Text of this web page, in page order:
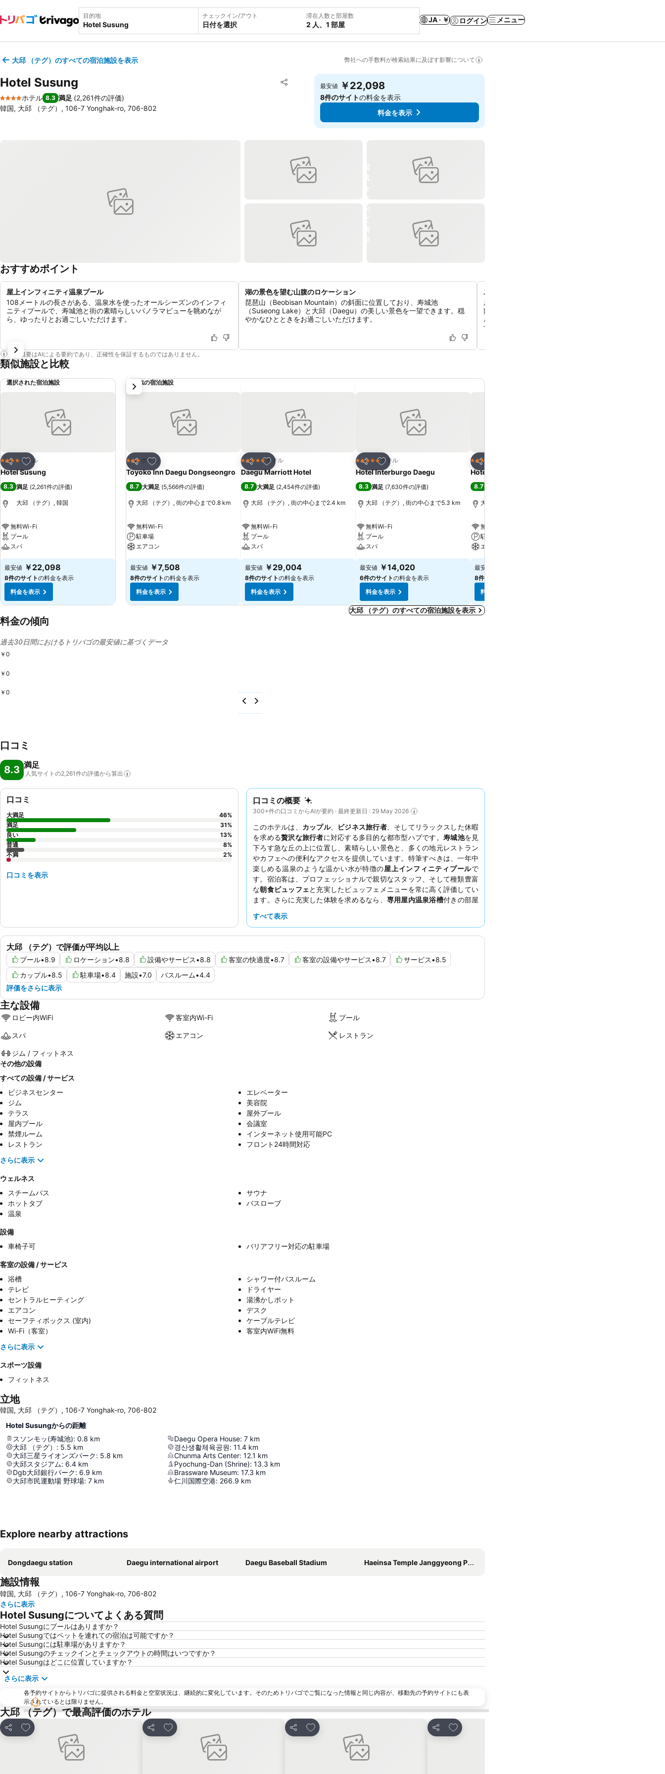
目的地 チェックイン/アウト
日付を選択
滞在人数と部屋数
2 人、1 部屋
JA · ￥ ログイン メニュー
大邱 （テグ）のすべての宿泊施設を表示 弊社への手数料が検索結果に及ぼす影響について
Hotel Susung シェア
お気に入りに追加
4 ホテルのランク
ホテル 8.3 満足 (2,261件の評価)
韓国, 大邱 （テグ）, 106-7 Yonghak-ro, 706-802
最安値 ￥22,098
8件のサイトの料金を表示
料金を表示
おすすめポイント
屋上インフィニティ温泉プール
108メートルの長さがある、温泉水を使ったオールシーズンのインフィ
ニティプールで、寿城池と街の素晴らしいパノラマビューを眺めなが
ら、ゆったりとお過ごしいただけます。
湖の景色を望む山腹のロケーション
琵琶山（Beobisan Mountain）の斜面に位置しており、寿城池
（Suseong Lake）と大邱（Daegu）の美しい景色を一望できます。穏
やかなひとときをお過ごしいただけます。
ユニークなデザインの広々としたお部屋
居心地の良いゲストルームで、特別な時間をお過ごしい
部のお部屋には、バルコニーやテラスといったユニーク
されており、ゆったりとおくつろぎいただける十分な広
す。
この概要はAIによる要約であり、正確性を保証するものではありません。
類似施設と比較
選択された宿泊施設
シェア
お気に入りに追加
4 ホテルのランク
ホテル
Hotel Susung
8.3 満足 (2,261件の評価)
大邱 （テグ）, 韓国
無料Wi-Fi
プール
スパ
最安値 ￥22,098
8件のサイトの料金を表示
料金を表示
類似の宿泊施設
シェア
お気に入りに追加
3 ホテルのランク
ホテル
Toyoko Inn Daegu Dongseongro
8.7 大満足 (5,566件の評価)
大邱 （テグ）, 街の中心まで0.8 km
無料Wi-Fi
駐車場
エアコン
最安値 ￥7,508
8件のサイトの料金を表示
料金を表示
シェア
お気に入りに追加
5 ホテルのランク
ホテル
Daegu Marriott Hotel
8.7 大満足 (2,454件の評価)
大邱 （テグ）, 街の中心まで2.4 km
無料Wi-Fi
プール
スパ
最安値 ￥29,004
8件のサイトの料金を表示
料金を表示
シェア
お気に入りに追加
5 ホテルのランク
ホテル
Hotel Interburgo Daegu
8.3 満足 (7,630件の評価)
大邱 （テグ）, 街の中心まで5.3 km
無料Wi-Fi
プール
スパ
最安値 ￥14,020
6件のサイトの料金を表示
料金を表示
シェア
3 ホテルのランク
Hotel Insomnia
8.7
大邱 （テグ）, 街の中心まで0.7 km
無料Wi-Fi
駐車場
エアコン
最安値
8件のサイト
料金を表示
次
大邱 （テグ）のすべての宿泊施設を表示
料金の傾向
過去30日間におけるトリバゴの最安値に基づくデータ
￥0
￥0
￥0
口コミ
8.3 満足
人気サイトの2,261件の評価から算出
口コミの概要
300+件の口コミからAIが要約 · 最終更新日 : 29 May 2026
このホテルは、 カップル、 ビジネス旅行者、そしてリラックスした休暇
を求める贅沢な旅行者に対応する多目的な都市型ハブです。 寿城池を見
下ろす急な丘の上に位置し、素晴らしい景色と、多くの地元レストラン
やカフェへの便利なアクセスを提供しています。特筆すべきは、一年中
楽しめる温泉のような温かい水が特徴の屋上インフィニティプールで
す。宿泊客は、プロフェッショナルで親切なスタッフ、そして種類豊富
な朝食ビュッフェと充実したビュッフェメニューを常に高く評価してい
ます。さらに充実した体験を求めるなら、 専用屋内温泉浴槽付きの部屋
か。
すべて表示
大邱 （テグ）で評価が平均以上
プール•8.9 ロケーション•8.8 設備やサービス•8.8 客室の快適度•8.7 客室の設備やサービス•8.7 サービス•8.5
カップル•8.5 駐車場•8.4 施設•7.0 バスルーム•4.4
評価をさらに表示
口コミ
大満足 46%
満足
31%
良い
13%
普通
8%
不満
2%
口コミを表示
主な設備
ロビー内WiFi 客室内Wi-Fi プール
スパ エアコン レストラン
ジム / フィットネス
その他の設備
すべての設備 / サービス
ビジネスセンター
エレベーター
ジム
美容院
テラス
屋外プール
屋内プール
会議室
禁煙ルーム
インターネット使用可能PC
レストラン
フロント24時間対応
さらに表示
ウェルネス
スチームバス
サウナ
ホットタブ
バスローブ
温泉
設備
車椅子可
バリアフリー対応の駐車場
客室の設備 / サービス
浴槽
シャワー付バスルーム
テレビ
ドライヤー
セントラルヒーティング
湯沸かしポット
エアコン
デスク
セーフティボックス (室内)
ケーブルテレビ
Wi-Fi（客室）
客室内WiFi無料
さらに表示
スポーツ設備
フィットネス
立地
韓国, 大邱 （テグ）, 106-7 Yonghak-ro, 706-802
Hotel Susungからの距離
スソンモッ(寿城池): 0.8 km
大邱 （テグ） : 5.5 km
大邱三星ライオンズパーク: 5.8 km
大邱スタジアム: 6.4 km
Dgb大邱銀行パーク: 6.9 km
大邱市民運動場 野球場: 7 km
Daegu Opera House: 7 km
경산생활체육공원: 11.4 km
Chunma Arts Center: 12.1 km
Pyochung-Dan (Shrine): 13.3 km
Brassware Museum: 17.3 km
仁川国際空港: 266.9 km
Explore nearby attractions
Dongdaegu station Daegu international airport Daegu Baseball Stadium Haeinsa Temple Janggyeong Panjeon the Depositories for the Tripitaka Koreana Woodblocks
施設情報
韓国, 大邱 （テグ）, 106-7 Yonghak-ro, 706-802
さらに表示
Hotel Susungについてよくある質問
Hotel Susungにプールはありますか？
Hotel Susungではペットを連れての宿泊は可能ですか？
Hotel Susungには駐車場がありますか？
Hotel Susungのチェックインとチェックアウトの時間はいつですか？
Hotel Susungはどこに位置していますか？
さらに表示
各予約サイトからトリバゴに提供される料金と空室状況は、継続的に変化しています。そのためトリバゴでご覧になった情報と同じ内容が、移動先の予約サイトにも表
示されているとは限りません。
大邱 （テグ）で最高評価のホテル
シェア
お気に入りに追加
シェア
お気に入りに追加
シェア
お気に入りに追加
シェア
お気に入りに追加